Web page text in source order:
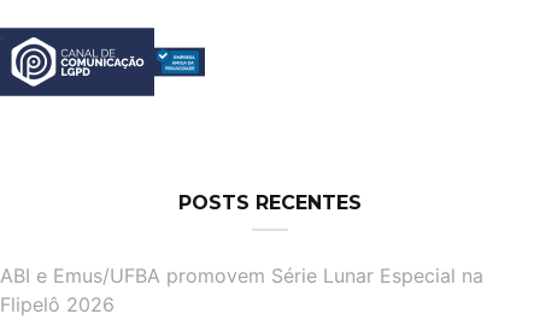
POSTS RECENTES
ABI e Emus/UFBA promovem Série Lunar Especial na
Flipelô 2026